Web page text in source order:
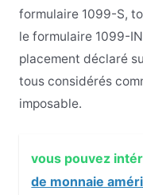
formulaire 1099-S,
le formulaire 1099-
placement déclaré
tous considérés
imposable.
vous pouvez
de monnaie